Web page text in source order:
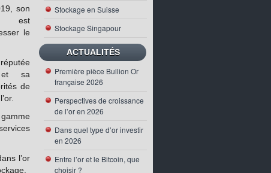
son
est
le
et sa
de
l’or
Stockage en Suisse
Stockage Singapour
ACTUALITÉS
Première pièce Bullion Or
française 2026
Perspectives de croissance
de l’or en 2026
Dans quel type d’or investir
en 2026
Entre l’or et le Bitcoin, que
choisir ?